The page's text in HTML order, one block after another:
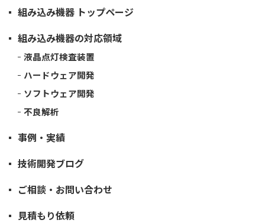
組み込み機器 トップページ
組み込み機器の対応領域
液晶点灯検査装置
ハードウェア開発
ソフトウェア開発
不良解析
事例・実績
技術開発ブログ
ご相談・お問い合わせ
見積もり依頼